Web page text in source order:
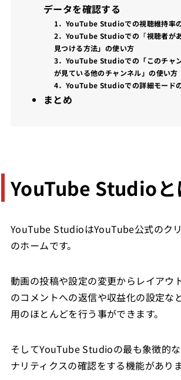
データを確認する
1．YouTube Studioでの視聴維持率
2．YouTube Studioでの 「視聴者が
見つける方法」の使い方
3．YouTube Studioでの「このチャ
が見ている他のチャンネル」の使い方
4．YouTube Studioでの詳細モード
まとめ
YouTube Studioと
YouTube StudioはYouTube公式のク
のホームです。
動画の投稿や設定の変更からレイアウ
のコメントへの返信や収益化の設定な
用のほとんどを行う事ができます。
そしてYouTube Studioの最も象徴的
ナリティクスの確認をする機能がありま